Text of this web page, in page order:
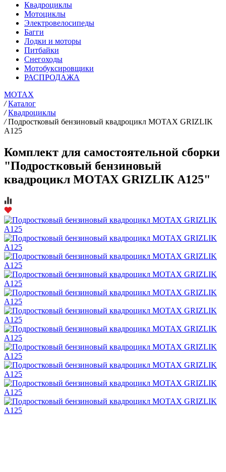
Квадроциклы
Мотоциклы
Электровелосипеды
Багги
Лодки и моторы
Питбайки
Снегоходы
Мотобуксировщики
РАСПРОДАЖА
MOTAX
/ Каталог
/ Квадроциклы
/ Подростковый бензиновый квадроцикл MOTAX GRIZLIK
A125
Комплект для самостоятельной сборки
"Подростковый бензиновый
квадроцикл MOTAX GRIZLIK A125"